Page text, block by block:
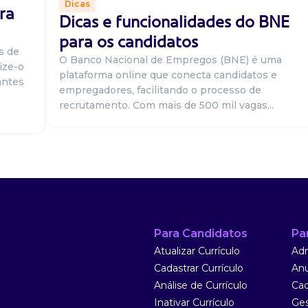
são
em
em
de
o
Dicas
Dicas e funcionalidades do BNE
para os candidatos
O Banco Nacional de Empregos (BNE) é uma
plataforma online que conecta candidatos e
empregadores, facilitando o processo de
recrutamento. Com mais de 500 mil vagas...
Para Candidatos
Atualizar Currículo
Cadastrar Currículo
Análise de Currículo
Inativar Currículo